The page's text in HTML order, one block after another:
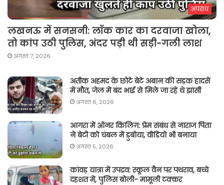
अपराध
लखनऊ में सनसनी: लॉक कार का दरवाजा खोला,
तो कांप उठी पुलिस, अंदर पड़ी थी सड़ी-गली लाश
अगस्त 7, 2026
अतीक अहमद के छोटे बेटे अबान की सड़क हादसे
में मौत, जेल में बंद भाई से मिले जा रहे थे झांसी
अगस्त 6, 2026
आगरा में ऑनर किलिग़: प्रेम संबंध से नाराज पिता
ने बेटी को चंबल में डुबोया, वीडियो भी बनाया
अगस्त 5, 2026
कांवड़ यात्रा में उपद्रव: स्कूल वैन पर पथराव, बच्चे
दहशत में, पुलिस बोली- मामूली टक्कर